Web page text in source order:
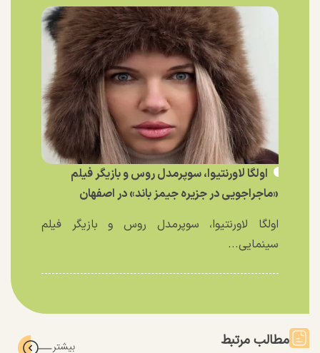
اولگا لاورنتیوا، سوپرمدل روس و بازیگر فیلم
«ماجراجویی در جزیره جیمز باند» در اصفهان
اولگا لاورنتیوا، سوپرمدل روس و بازیگر فیلم
سینمایی...
مطالب مرتبط